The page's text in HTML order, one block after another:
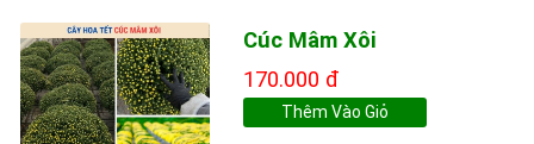
Cúc Mâm Xôi
170.000 đ
Thêm Vào Giỏ